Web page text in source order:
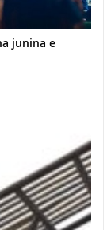
junina e